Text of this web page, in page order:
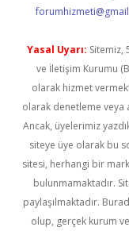
Yasal Uyarı: Sitemiz,
ve İletişim Kurumu
olarak hizmet
olarak denetleme veya
Ancak, üyelerimiz
siteye üye olarak bu
sitesi, herhangi bir
bulunmamaktadır.
paylaşılmaktadır.
olup, gerçek kurum